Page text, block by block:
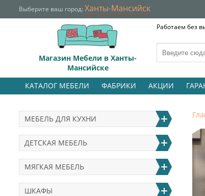
Выберите ваш город: Ханты-Мансийск
Магазин Мебели в Ханты-
Мансийске
Работаем без
КАТАЛОГ МЕБЕЛИ ФАБРИКИ АКЦИИ
МЕБЕЛЬ ДЛЯ КУХНИ
ДЕТСКАЯ МЕБЕЛЬ
МЯГКАЯ МЕБЕЛЬ
ШКАФЫ